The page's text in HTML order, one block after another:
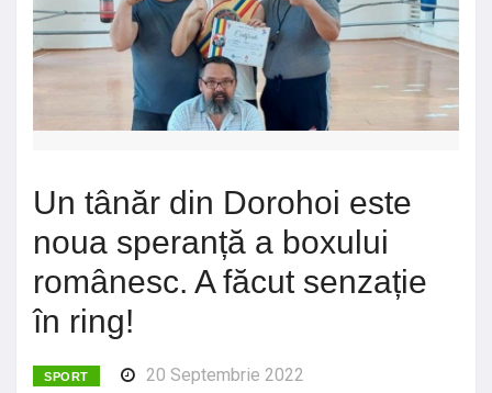
Un tânăr din Dorohoi este
noua speranță a boxului
românesc. A făcut senzație
în ring!
SPORT 20 Septembrie 2022